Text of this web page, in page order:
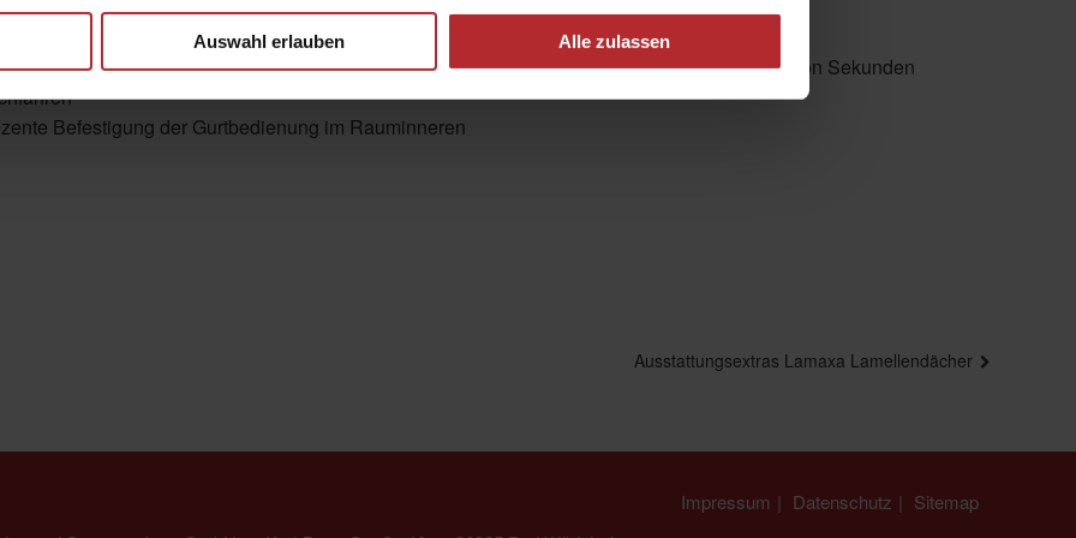
Auswahl erlauben Alle zulassen
perfekte Rettungsweglösung
(z. B. Stromausfall oder Brand) lässt sich die Markise mittels Gurtbedienung innerhalb von Sekunden
Befestigung der Gurtbedienung im Rauminneren
Ausstattungsextras Lamaxa Lamellendächer
Impressum Datenschutz
Sitemap